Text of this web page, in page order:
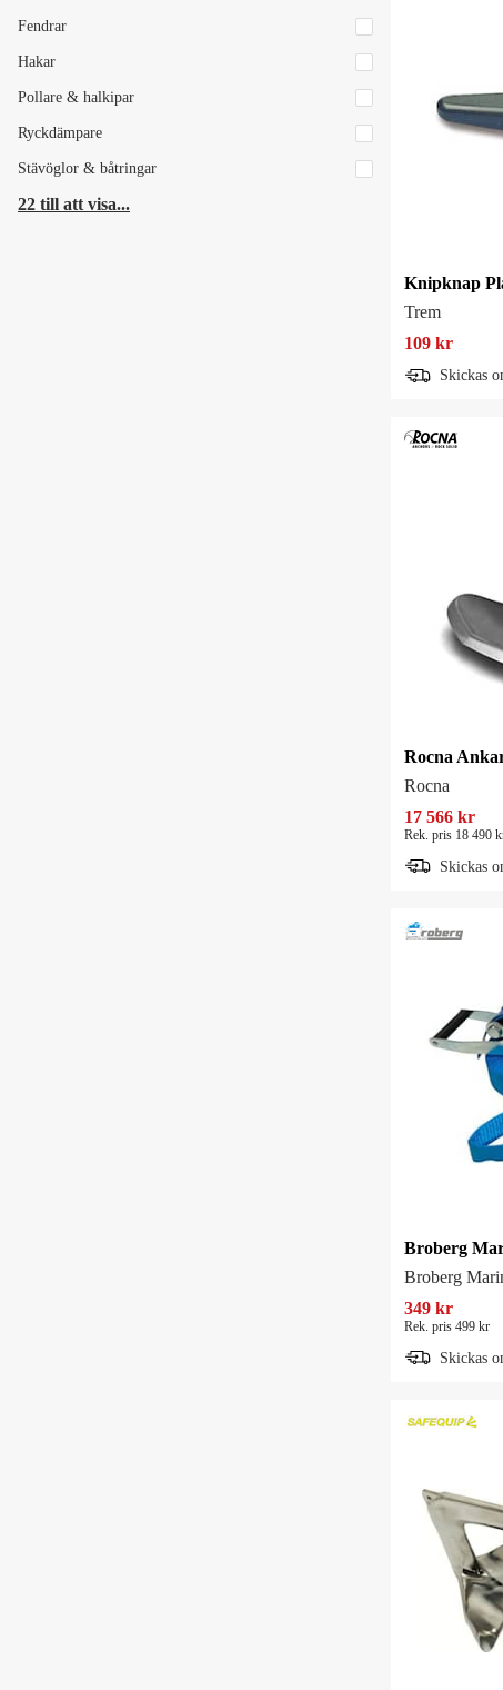
Fendrar
Hakar
Pollare & halkipar
Ryckdämpare
Stävöglor & båtringar
22 till att visa...
Knipknap
Trem
109 kr
Skickas
Rocna
Rocna
17 566 kr
Rek. pris 18 490
Skickas
Broberg
349 kr
Rek. pris 499 kr
Skickas